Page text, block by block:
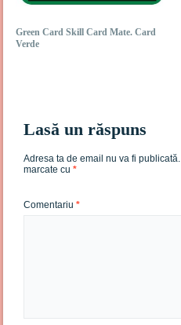
Green Card Skill Card Mate. Card
Verde
Lasă un răspuns
Adresa ta de email nu va fi publicată.
marcate cu*
Comentariu*